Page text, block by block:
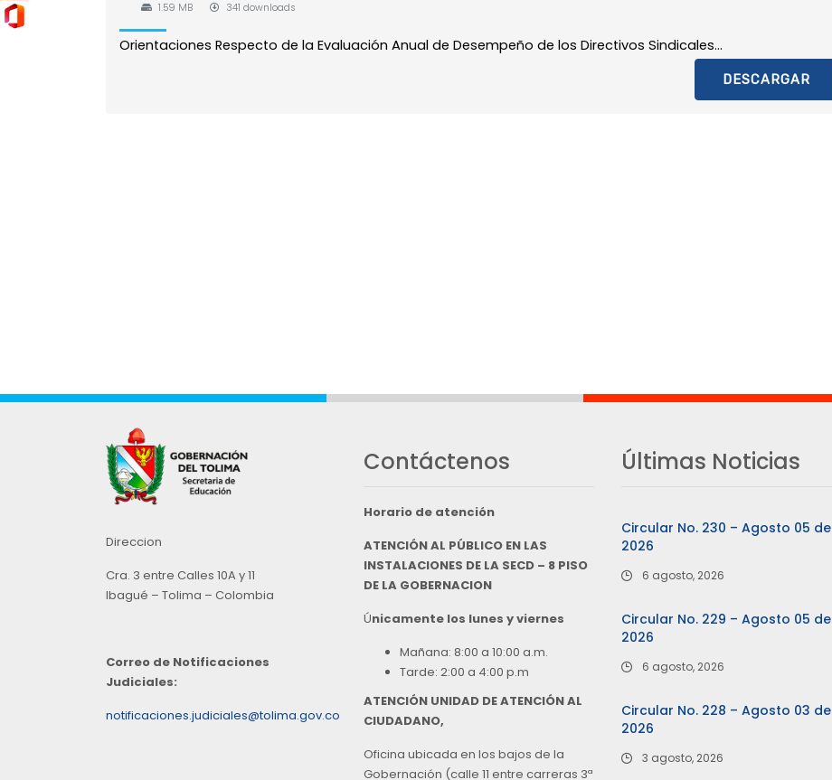
1.59 MB 341 downloads
Orientaciones Respecto de la Evaluación Anual de Desempeño de los Directivos Sindicales...
DESCARGAR
Direccion
Cra. 3 entre Calles 10A y 11
Ibagué – Tolima – Colombia
Correo de Notificaciones
Judiciales:
notificaciones.judiciales@tolima.gov.co
Contáctenos
Horario de atención
ATENCIÓN AL PÚBLICO EN LAS
INSTALACIONES DE LA SECD – 8 PISO
DE LA GOBERNACION
Únicamente los lunes y viernes
Mañana: 8:00 a 10:00 a.m.
Tarde: 2:00 a 4:00 p.m
ATENCIÓN UNIDAD DE ATENCIÓN AL
CIUDADANO,
Oficina ubicada en los bajos de la
Gobernación (calle 11 entre carreras 3ª
Últimas Noticias
Circular No. 230 – Agosto 05 de
2026
6 agosto, 2026
Circular No. 229 – Agosto 05 de
2026
6 agosto, 2026
Circular No. 228 – Agosto 03 de
2026
3 agosto, 2026